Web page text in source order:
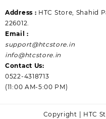
Address : HTC Store, Shahid
226012.
Email :
support@htcstore.in
info@htcstore.in
Contact Us:
0522-4318713
(11:00 AM-5:00 PM)
Copyright | HTC